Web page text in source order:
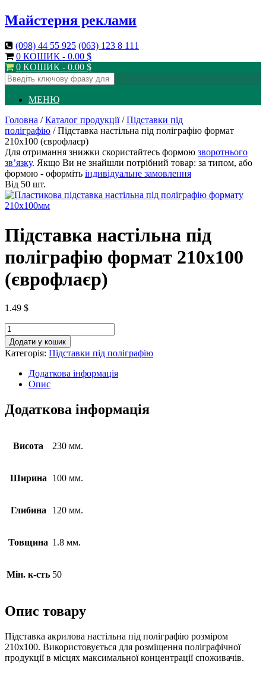
Майстерня реклами
(098) 44 55 925 (063) 123 8 111
0 КОШИК - 0.00 $
0 КОШИК - 0.00 $
МЕНЮ
Головна /Каталог продукції/Підставки під
поліграфію / Підставка настільна під поліграфію формат
210х100 (єврофлаєр)
Для отримання знижки скористайтесь формою зворотнього
зв’язку. Якщо Ви не знайшли потрібний товар: за типом, або
формою - оформіть індивідуальне замовлення
Від 50 шт.
Підставка настільна під
поліграфію формат 210х100
(єврофлаєр)
1.49 $
Додати у кошик
Категорія: Підставки під поліграфію
Додаткова інформація
Опис
Додаткова інформація
Висота 230 мм.
Ширина 100 мм.
Глибина 120 мм.
Товщина 1.8 мм.
Мін. к-сть 50
Опис товару
Підставка акрилова настільна під поліграфію розміром
210х100. Використовується для розміщення поліграфічної
продукції в місцях максимальної концентрації споживачів.